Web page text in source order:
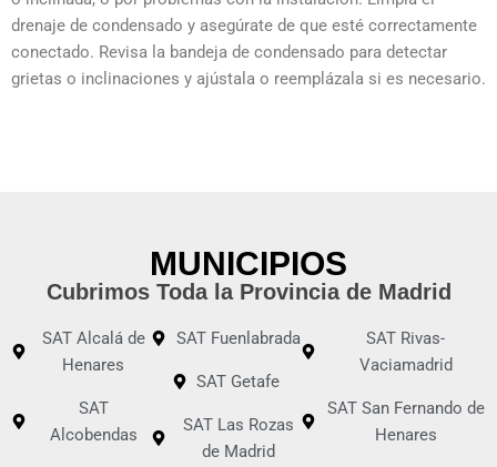
drenaje de condensado y asegúrate de que esté correctamente
conectado. Revisa la bandeja de condensado para detectar
grietas o inclinaciones y ajústala o reemplázala si es necesario.
MUNICIPIOS
Cubrimos Toda la Provincia de Madrid
SAT Alcalá de
Henares
SAT
Alcobendas
SAT Fuenlabrada
SAT Getafe
SAT Las Rozas
de Madrid
SAT Rivas-
Vaciamadrid
SAT San Fernando de
Henares